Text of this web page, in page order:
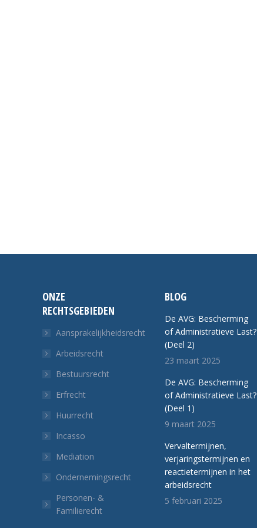
ONZE
RECHTSGEBIEDEN
Aansprakelijkheidsrecht
Arbeidsrecht
Bestuursrecht
Erfrecht
Huurrecht
Incasso
Mediation
Ondernemingsrecht
Personen- &
Familierecht
BLOG
De AVG: Bescherming
of Administratieve Last?
(Deel 2)
23 maart 2025
De AVG: Bescherming
of Administratieve Last?
(Deel 1)
9 maart 2025
Vervaltermijnen,
verjaringstermijnen en
reactietermijnen in het
arbeidsrecht
5 februari 2025